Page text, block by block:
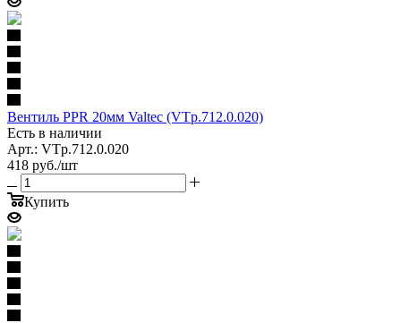
Вентиль PPR 20мм Valtec (VTp.712.0.020)
Есть в наличии
Арт.: VTp.712.0.020
418 руб./шт
Купить